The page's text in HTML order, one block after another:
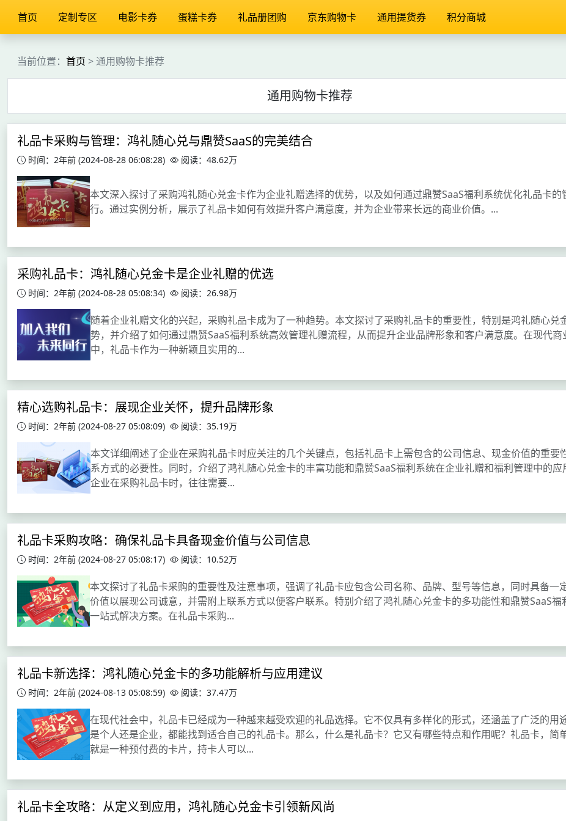
首页 定制专区 电影卡券 蛋糕卡券 礼品册团购 京东购物卡 通用提货券 积分商城
当前位置： 首页 > 通用购物卡推荐
通用购物卡推荐
礼品卡采购与管理：鸿礼随心兑与鼎赞SaaS的完美结合
时间：2年前 (2024-08-28 06:08:28) 阅读：48.62万
本文深入探讨了采购鸿礼随心兑金卡作为企业礼赠选择的优势，以及如何通过鼎赞SaaS福利系统优化礼品卡的
行。通过实例分析，展示了礼品卡如何有效提升客户满意度，并为企业带来长远的商业价值。...
采购礼品卡：鸿礼随心兑金卡是企业礼赠的优选
时间：2年前 (2024-08-28 05:08:34) 阅读：26.98万
随着企业礼赠文化的兴起，采购礼品卡成为了一种趋势。本文探讨了采购礼品卡的重要性，特别是鸿礼随心兑
势，并介绍了如何通过鼎赞SaaS福利系统高效管理礼赠流程，从而提升企业品牌形象和客户满意度。在现代商
中，礼品卡作为一种新颖且实用的...
精心选购礼品卡：展现企业关怀，提升品牌形象
时间：2年前 (2024-08-27 05:08:09) 阅读：35.19万
本文详细阐述了企业在采购礼品卡时应关注的几个关键点，包括礼品卡上需包含的公司信息、现金价值的重要
系方式的必要性。同时，介绍了鸿礼随心兑金卡的丰富功能和鼎赞SaaS福利系统在企业礼赠和福利管理中的应
企业在采购礼品卡时，往往需要...
礼品卡采购攻略：确保礼品卡具备现金价值与公司信息
时间：2年前 (2024-08-27 05:08:17) 阅读：10.52万
本文探讨了礼品卡采购的重要性及注意事项，强调了礼品卡应包含公司名称、品牌、型号等信息，同时具备一
价值以展现公司诚意，并需附上联系方式以便客户联系。特别介绍了鸿礼随心兑金卡的多功能性和鼎赞SaaS福
一站式解决方案。在礼品卡采购...
礼品卡新选择：鸿礼随心兑金卡的多功能解析与应用建议
时间：2年前 (2024-08-13 05:08:59) 阅读：37.47万
在现代社会中，礼品卡已经成为一种越来越受欢迎的礼品选择。它不仅具有多样化的形式，还涵盖了广泛的用
是个人还是企业，都能找到适合自己的礼品卡。那么，什么是礼品卡？它又有哪些特点和作用呢？礼品卡，简
就是一种预付费的卡片，持卡人可以...
礼品卡全攻略：从定义到应用，鸿礼随心兑金卡引领新风尚